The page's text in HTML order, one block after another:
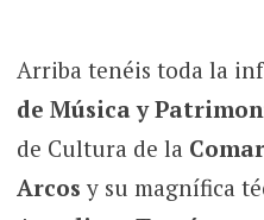
Arriba tenéis toda la
de Música y
de Cultura de la
Arcos y su magnífica